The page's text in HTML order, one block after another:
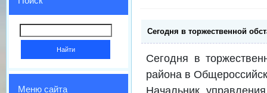
Меню сайта
Сегодня в торжественной
Сегодня в
района в
Начальник